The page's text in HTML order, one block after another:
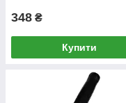
348 ₴
Купити